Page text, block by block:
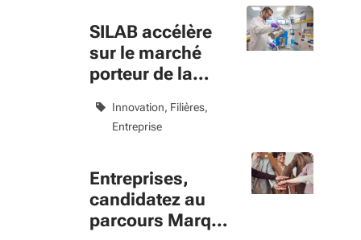
SILAB accélère
sur le marché
porteur de la
cosmétique
Innovation Filières
Entreprise
Entreprises,
candidatez au
parcours Marque